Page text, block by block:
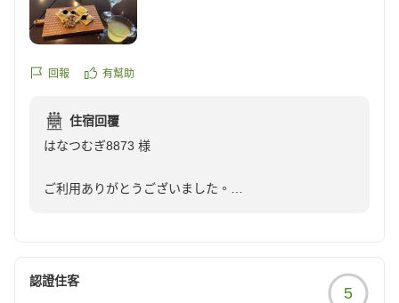
接客も丁寧でした。
食事は部屋食の軽食にしましたが、値段安く期待していなか
Wi-Fiも繋がるし、部屋とベッドも広く、ゆっくり過ごせま
お風呂は露天が白濁で何度も入りました!雨の日で景色は霧が
かかる事もありましたが、風情があり、温泉満喫できまし
クチコミの詳細はこちらから
回報 有幫助
住宿回覆
はなつむぎ8873 様
ご利用ありがとうございました。
が違うと云われます。 次回お越しの節は、そんな風情
認證住客
5